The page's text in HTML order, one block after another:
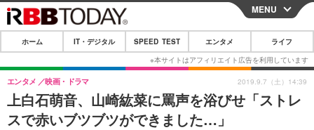
CLOSE
ホーム
IT・デジタル
IT・デジタルTOP スマートフォン
SPEED TEST
MENU
ホーム IT・デジタル SPEED TEST エンタメ ライフ
上白石萌音、山崎紘菜に罵声を浴びせ「ストレ
スで赤いブツブツができました…」
エンタメ 映画・ドラマ 2019.9.7（土）14:39